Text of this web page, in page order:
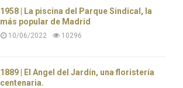
1958 | La piscina del Parque Sindical, la
más popular de Madrid
10/06/2022 10296
1889 | El Ángel del Jardín, una floristería
centenaria.